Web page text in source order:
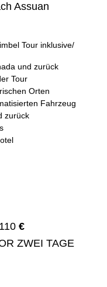
Assuan
Tour inklusive/
und zurück
Tour
Orten
Fahrzeug
zurück
110 €
ZWEI TAGE